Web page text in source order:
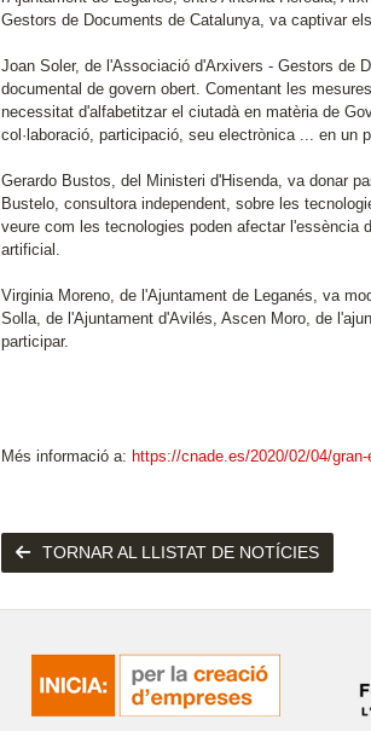
Gestors de Documents de Catalunya, va captivar
Joan Soler, de l'Associació d'Arxivers - Gestors de
documental de govern obert. Comentant les
necessitat d'alfabetitzar el ciutadà en matèria de
col·laboració, participació, seu electrònica ... en un
Gerardo Bustos, del Ministeri d'Hisenda, va donar
Bustelo, consultora independent, sobre les
veure com les tecnologies poden afectar l'essència
artificial.
Virginia Moreno, de l'Ajuntament de Leganés, va
Solla, de l'Ajuntament d'Avilés, Ascen Moro, de
participar.
Més informació a: https://cnade.es/2020/02/04/
TORNAR AL LLISTAT DE NOTÍCIES